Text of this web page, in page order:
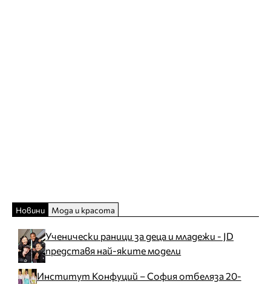
Новини Мода и красота
Ученически раници за деца и младежи - JD
представя най-яките модели
Институт Конфуций – София отбеляза 20-